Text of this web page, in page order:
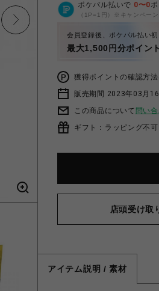
GOLD'S GYM ホエイ
ポケパル払いで 0〜0ポ
（1P=1円）※キャンペーン
会員登録後、ポケパル払い
最大1,500円分ポイン
獲得ポイントの確認方法
販売期間 2023年03月
この商品について 問い
ギフト：ラッピング不可
店頭受け取
アイテム説明 / 素材